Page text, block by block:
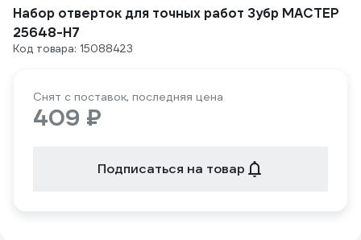
Набор отверток для точных работ Зубр МАСТЕР
25648-H7
Код товара: 15088423
Снят с поставок, последняя цена
409 ₽
Подписаться на товар